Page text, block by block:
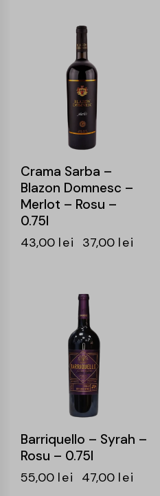
Crama Sarba –
Blazon Domnesc –
Merlot – Rosu –
0.75l
43,00 lei 37,00 lei
Barriquello – Syrah –
Rosu – 0.75l
55,00 lei 47,00 lei